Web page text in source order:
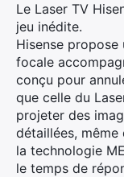
Le Laser TV
jeu inédite.
Hisense
focale
conçu pour
que celle du
projeter des
détaillées, même
la technologie
le temps de